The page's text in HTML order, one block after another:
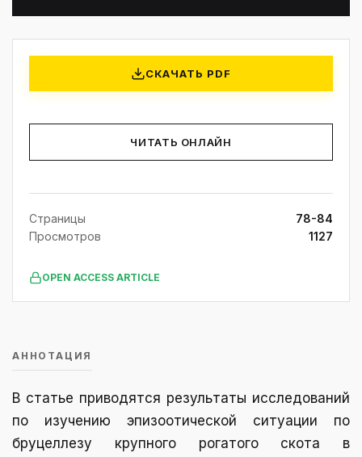
СКАЧАТЬ PDF
ЧИТАТЬ ОНЛАЙН
Страницы
78-84
Просмотров
1127
OPEN ACCESS ARTICLE
АННОТАЦИЯ
В статье приводятся результаты исследований
по изучению эпизоотической ситуации по
бруцеллезу крупного рогатого скота в